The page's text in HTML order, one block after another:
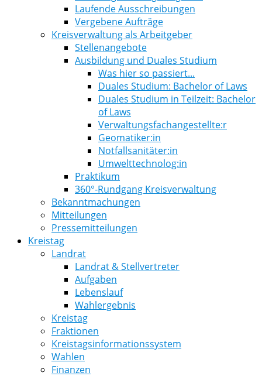
Laufende Ausschreibungen
Vergebene Aufträge
Kreisverwaltung als Arbeitgeber
Stellenangebote
Ausbildung und Duales Studium
Was hier so passiert...
Duales Studium: Bachelor of Laws
Duales Studium in Teilzeit: Bachelor
of Laws
Verwaltungsfachangestellte:r
Geomatiker:in
Notfallsanitäter:in
Umwelttechnolog:in
Praktikum
360°-Rundgang Kreisverwaltung
Bekanntmachungen
Mitteilungen
Pressemitteilungen
Kreistag
Landrat
Landrat & Stellvertreter
Aufgaben
Lebenslauf
Wahlergebnis
Kreistag
Fraktionen
Kreistagsinformationssystem
Wahlen
Finanzen